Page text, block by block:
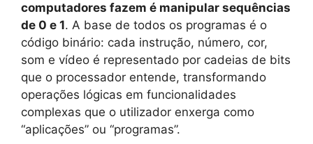
computadores fazem é manipular sequências
de 0 e 1. A base de todos os programas é o
código binário: cada instrução, número, cor,
som e vídeo é representado por cadeias de bits
que o processador entende, transformando
operações lógicas em funcionalidades
complexas que o utilizador enxerga como
“aplicações” ou “programas”.